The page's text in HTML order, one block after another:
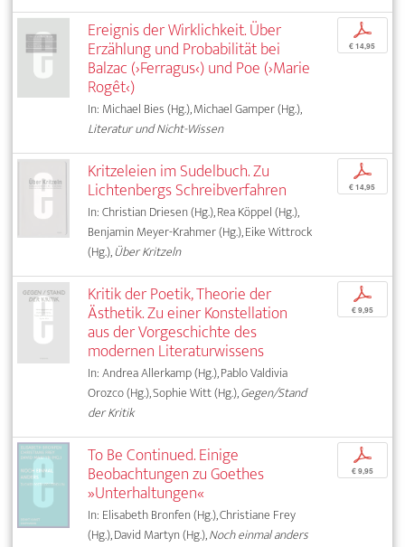
Ereignis der Wirklichkeit. Über
Erzählung und Probabilität bei
Balzac (›Ferragus‹) und Poe (›Marie
Rogêt‹)
In: Michael Bies (Hg.), Michael Gamper (Hg.),
Literatur und Nicht-Wissen
p
€ 14,95
Kritzeleien im Sudelbuch. Zu
Lichtenbergs Schreibverfahren
In: Christian Driesen (Hg.), Rea Köppel (Hg.),
Benjamin Meyer-Krahmer (Hg.), Eike Wittrock
(Hg.),Über Kritzeln
p
€ 14,95
Kritik der Poetik, Theorie der
Ästhetik. Zu einer Konstellation
aus der Vorgeschichte des
modernen Literaturwissens
In: Andrea Allerkamp (Hg.), Pablo Valdivia
Orozco (Hg.), Sophie Witt (Hg.),Gegen/Stand
der Kritik
p
€ 9,95
To Be Continued. Einige
Beobachtungen zu Goethes
»Unterhaltungen«
In: Elisabeth Bronfen (Hg.), Christiane Frey
(Hg.), David Martyn (Hg.),Noch einmal anders
p
€ 9,95